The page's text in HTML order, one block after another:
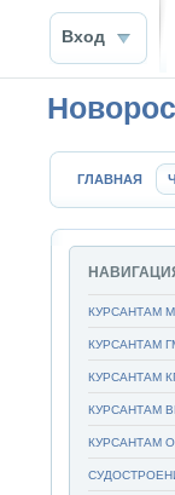
Вход
ГЛАВНАЯ
КУРСАНТАМ
КУРСАНТАМ
КУРСАНТАМ
КУРСАНТАМ
КУРСАНТАМ